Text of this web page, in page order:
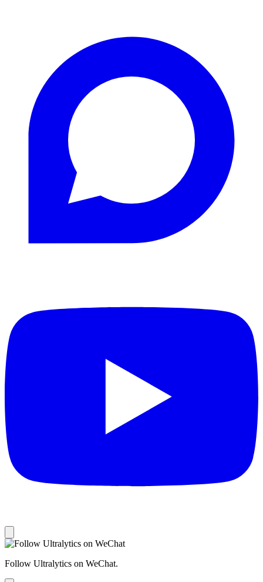
Follow Ultralytics on WeChat.